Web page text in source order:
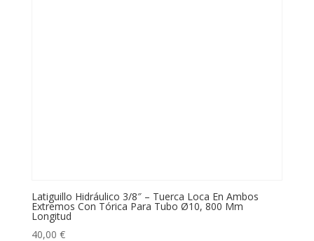
Latiguillo Hidráulico 3/8″ – Tuerca Loca En Ambos
Extremos Con Tórica Para Tubo Ø10, 800 Mm
Longitud
40,00 €